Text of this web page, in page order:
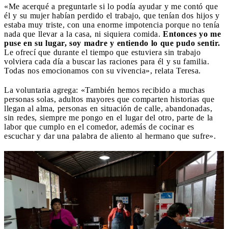
«Me acerqué a preguntarle si lo podía ayudar y me contó que
él y su mujer habían perdido el trabajo, que tenían dos hijos y
estaba muy triste, con una enorme impotencia porque no tenía
nada que llevar a la casa, ni siquiera comida. Entonces yo me
puse en su lugar, soy madre y entiendo lo que pudo sentir.
Le ofrecí que durante el tiempo que estuviera sin trabajo
volviera cada día a buscar las raciones para él y su familia.
Todas nos emocionamos con su vivencia», relata Teresa.
La voluntaria agrega: «También hemos recibido a muchas
personas solas, adultos mayores que comparten historias que
llegan al alma, personas en situación de calle, abandonadas,
sin redes, siempre me pongo en el lugar del otro, parte de la
labor que cumplo en el comedor, además de cocinar es
escuchar y dar una palabra de aliento al hermano que sufre».